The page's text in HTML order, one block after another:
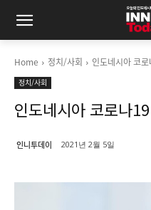
Home 정치/사회 인도네시아 코
정치/사회
인도네시아 코로나
인니투데이 2021년 2월 5일